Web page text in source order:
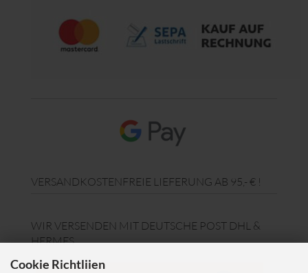
Cookie Richtliien
VERSANDKOSTENFREIE LIEFERUNG AB 95,- € !
WIR VERSENDEN MIT DEUTSCHE POST DHL &
HERMES